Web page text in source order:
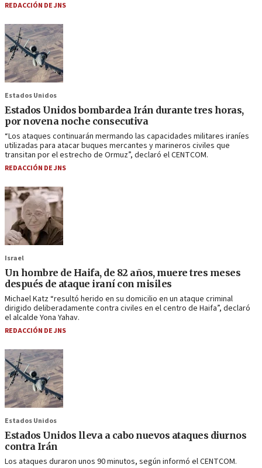
REDACCIÓN DE JNS
Estados Unidos
Estados Unidos bombardea Irán durante tres horas,
por novena noche consecutiva
“Los ataques continuarán mermando las capacidades militares iraníes
utilizadas para atacar buques mercantes y marineros civiles que
transitan por el estrecho de Ormuz”, declaró el CENTCOM.
REDACCIÓN DE JNS
Israel
Un hombre de Haifa, de 82 años, muere tres meses
después de ataque iraní con misiles
Michael Katz “resultó herido en su domicilio en un ataque criminal
dirigido deliberadamente contra civiles en el centro de Haifa”, declaró
el alcalde Yona Yahav.
REDACCIÓN DE JNS
Estados Unidos
Estados Unidos lleva a cabo nuevos ataques diurnos
contra Irán
Los ataques duraron unos 90 minutos, según informó el CENTCOM.